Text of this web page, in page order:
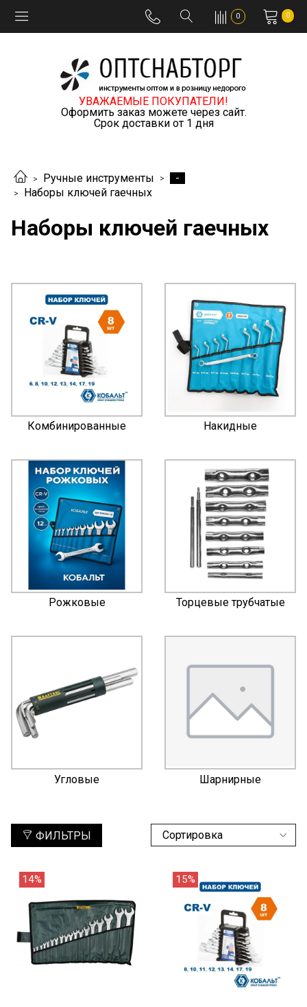
0 0
УВАЖАЕМЫЕ ПОКУПАТЕЛИ!
Оформить заказ можете через сайт.
Срок доставки от 1 дня
Ручные инструменты
-
Наборы ключей гаечных
Наборы ключей гаечных
Комбинированные Накидные
Рожковые Торцевые трубчатые
Угловые Шарнирные
ФИЛЬТРЫ
14% 15%